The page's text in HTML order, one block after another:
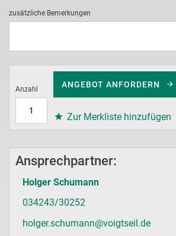
zusätzliche Bemerkungen
Anzahl
ANGEBOT ANFORDERN
Zur Merkliste hinzufügen
Ansprechpartner:
Holger Schumann
034243/30252
holger.schumann@voigtseil.de